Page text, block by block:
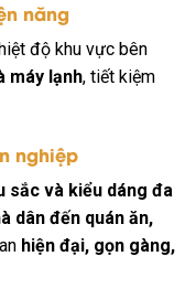
năng
độ khu vực bên
máy lạnh, tiết kiệm
nghiệp
sắc và kiểu dáng đa
dân đến quán ăn,
hiện đại, gọn gàng,